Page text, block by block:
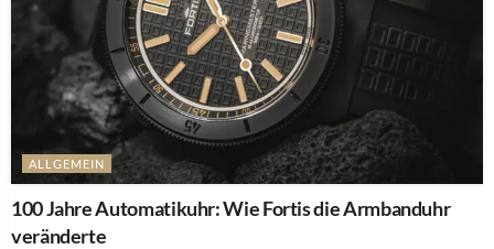
ALLGEMEIN
100 Jahre Automatikuhr: Wie Fortis die Armbanduhr
veränderte